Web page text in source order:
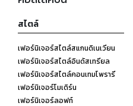
สไตล์
เฟอร์นิเจอร์สไตล์สแกนดิเนเวียน
เฟอร์นิเจอร์สไตล์อินดัสเทรียล
เฟอร์นิเจอร์สไตล์คอนเทมโพรารี
เฟอร์นิเจอร์โมเดิร์น
เฟอร์นิเจอร์ลอฟท์